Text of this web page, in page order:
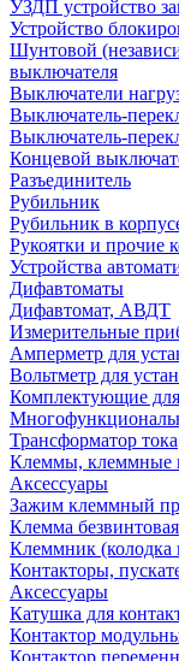
УЗДП устройство
Устройство
Шунтовой
выключателя
Выключатели
Выключатель-
Выключатель-
Концевой
Разъединитель
Рубильник
Рубильник в
Рукоятки и прочие
Устройства
Дифавтоматы
Дифавтомат, АВДТ
Измерительные
Амперметр для
Вольтметр для
Комплектующие
Трансформатор тока
Клеммы, клеммные
Аксессуары
Зажим клеммный
Клемма безвинтовая
Клеммник (колодка
Контакторы,
Аксессуары
Катушка для
Контактор
Контактор